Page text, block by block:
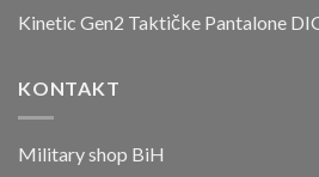
Kinetic Gen2 Taktičke Pantalone
KONTAKT
Military shop BiH